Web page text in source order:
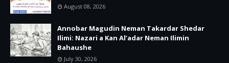
August 08, 2026
Annobar Magudin Neman Takardar Shedar
Ilimi: Nazari a Kan Al’adar Neman Ilimin
Bahaushe
July 30, 2026